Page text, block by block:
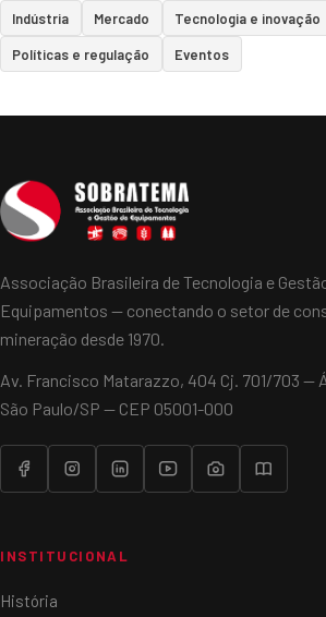
Indústria Mercado Tecnologia e inovação
Políticas e regulação Eventos
Associação Brasileira de Tecnologia e
Equipamentos — conectando o setor de
mineração desde 1970.
Av. Francisco Matarazzo, 404 Cj. 701/703 —
São Paulo/SP — CEP 05001-000
INSTITUCIONAL
História